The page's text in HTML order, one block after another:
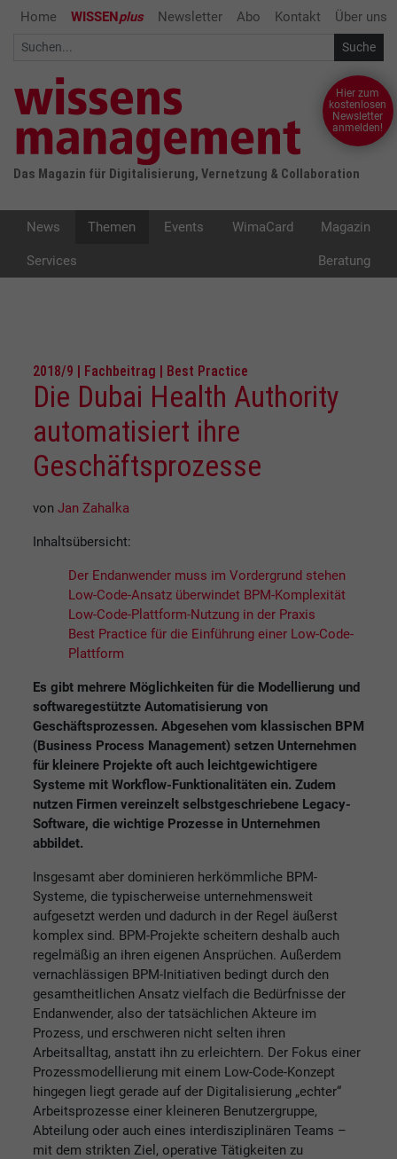
Home WISSENplus Newsletter Abo Kontakt Über uns
Das Magazin für Digitalisierung, Vernetzung & Collaboration
Hier zum
kostenlosen
Newsletter
anmelden!
News Themen Events WimaCard Magazin
Services Beratung
2018/9 | Fachbeitrag | Best Practice
Die Dubai Health Authority
automatisiert ihre
Geschäftsprozesse
von Jan Zahalka
Inhaltsübersicht:
Der Endanwender muss im Vordergrund stehen
Low-Code-Ansatz überwindet BPM-Komplexität
Low-Code-Plattform-Nutzung in der Praxis
Best Practice für die Einführung einer Low-Code-
Plattform
Es gibt mehrere Möglichkeiten für die Modellierung und
softwaregestützte Automatisierung von
Geschäftsprozessen. Abgesehen vom klassischen BPM
(Business Process Management) setzen Unternehmen
für kleinere Projekte oft auch leichtgewichtigere
Systeme mit Workflow-Funktionalitäten ein. Zudem
nutzen Firmen vereinzelt selbstgeschriebene Legacy-
Software, die wichtige Prozesse in Unternehmen
abbildet.
Insgesamt aber dominieren herkömmliche BPM-
Systeme, die typischerweise unternehmensweit
aufgesetzt werden und dadurch in der Regel äußerst
komplex sind. BPM-Projekte scheitern deshalb auch
regelmäßig an ihren eigenen Ansprüchen. Außerdem
vernachlässigen BPM-Initiativen bedingt durch den
gesamtheitlichen Ansatz vielfach die Bedürfnisse der
Endanwender, also der tatsächlichen Akteure im
Prozess, und erschweren nicht selten ihren
Arbeitsalltag, anstatt ihn zu erleichtern. Der Fokus einer
Prozessmodellierung mit einem Low-Code-Konzept
hingegen liegt gerade auf der Digitalisierung „echter“
Arbeitsprozesse einer kleineren Benutzergruppe,
Abteilung oder auch eines interdisziplinären Teams –
mit dem strikten Ziel, operative Tätigkeiten zu